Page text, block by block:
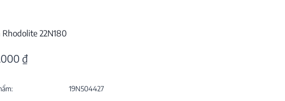
22N180
₫
19N504427